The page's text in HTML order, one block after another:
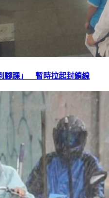
腳踝」 暫時拉起封鎖線